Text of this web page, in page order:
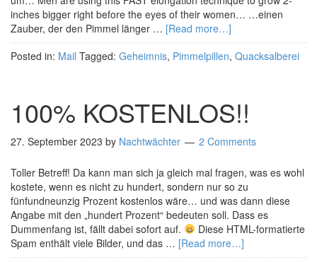
inches bigger right before the eyes of their women… …einen
Zauber, der den Pimmel länger … [Read more…]
Posted in: Mail Tagged: Geheimnis, Pimmelpillen, Quacksalberei
100% KOSTENLOS!!
27. September 2023 by Nachtwächter 2 Comments
Toller Betreff! Da kann man sich ja gleich mal fragen, was es wohl
kostete, wenn es nicht zu hundert, sondern nur so zu
fünfundneunzig Prozent kostenlos wäre… und was dann diese
Angabe mit den „hundert Prozent“ bedeuten soll. Dass es
Dummenfang ist, fällt dabei sofort auf.
Diese HTML-formatierte
Spam enthält viele Bilder, und das … [Read more…]